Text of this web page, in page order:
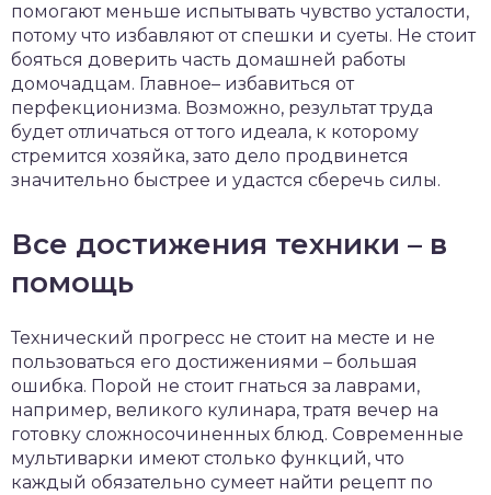
помогают меньше испытывать чувство усталости,
потому что избавляют от спешки и суеты. Не стоит
бояться доверить часть домашней работы
домочадцам. Главное– избавиться от
перфекционизма. Возможно, результат труда
будет отличаться от того идеала, к которому
стремится хозяйка, зато дело продвинется
значительно быстрее и удастся сберечь силы.
Все достижения техники – в
помощь
Технический прогресс не стоит на месте и не
пользоваться его достижениями – большая
ошибка. Порой не стоит гнаться за лаврами,
например, великого кулинара, тратя вечер на
готовку сложносочиненных блюд. Современные
мультиварки имеют столько функций, что
каждый обязательно сумеет найти рецепт по